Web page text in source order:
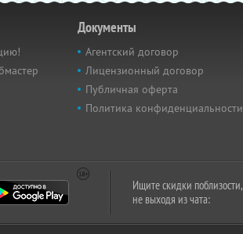
Документы
Агентский договор
Лицензионный договор
Публичная оферта
Политика конфиденциальности
Ищите скидки поблизости,
не выходя из чата: